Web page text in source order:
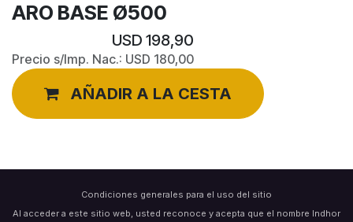
ARO BASE Ø500
USD 198,90
Precio s/Imp. Nac.: USD 180,00
AÑADIR A LA CESTA
Condiciones generales para el uso del sitio
Al acceder a este sitio web, usted reconoce y acepta que el nombre Indhor